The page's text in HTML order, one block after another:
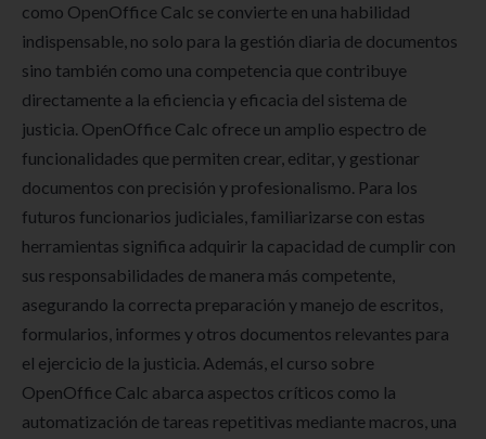
como OpenOffice Calc se convierte en una habilidad
indispensable, no solo para la gestión diaria de documentos
sino también como una competencia que contribuye
directamente a la eficiencia y eficacia del sistema de
justicia. OpenOffice Calc ofrece un amplio espectro de
funcionalidades que permiten crear, editar, y gestionar
documentos con precisión y profesionalismo. Para los
futuros funcionarios judiciales, familiarizarse con estas
herramientas significa adquirir la capacidad de cumplir con
sus responsabilidades de manera más competente,
asegurando la correcta preparación y manejo de escritos,
formularios, informes y otros documentos relevantes para
el ejercicio de la justicia. Además, el curso sobre
OpenOffice Calc abarca aspectos críticos como la
automatización de tareas repetitivas mediante macros, una